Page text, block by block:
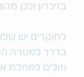
בזיכרון ולכן
לחוקרים יש
בדרך למטרה
וזולים למחלת